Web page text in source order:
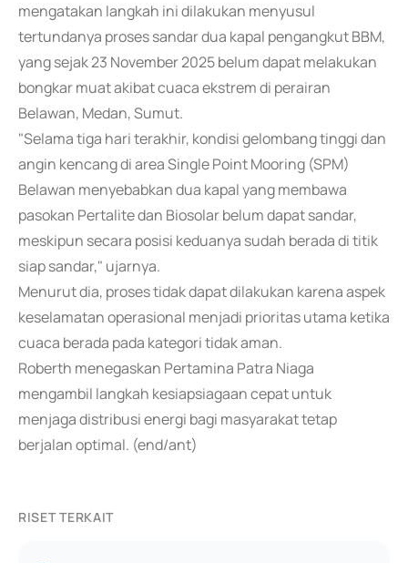
mengatakan langkah ini dilakukan menyusul
tertundanya proses sandar dua kapal pengangkut BBM,
yang sejak 23 November 2025 belum dapat melakukan
bongkar muat akibat cuaca ekstrem di perairan
Belawan, Medan, Sumut.
"Selama tiga hari terakhir, kondisi gelombang tinggi dan
angin kencang di area Single Point Mooring (SPM)
Belawan menyebabkan dua kapal yang membawa
pasokan Pertalite dan Biosolar belum dapat sandar,
meskipun secara posisi keduanya sudah berada di titik
siap sandar," ujarnya.
Menurut dia, proses tidak dapat dilakukan karena aspek
keselamatan operasional menjadi prioritas utama ketika
cuaca berada pada kategori tidak aman.
Roberth menegaskan Pertamina Patra Niaga
mengambil langkah kesiapsiagaan cepat untuk
menjaga distribusi energi bagi masyarakat tetap
berjalan optimal. (end/ant)
RISET TERKAIT